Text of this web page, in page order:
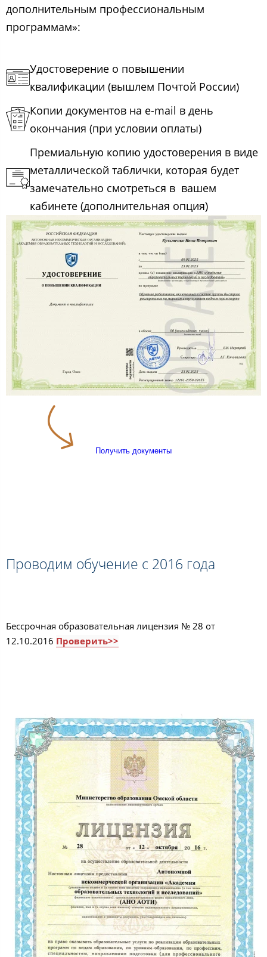
дополнительным профессиональным
программам»:
Удостоверение о повышении
квалификации (вышлем Почтой России)
Копии документов на e-mail в день
окончания (при условии оплаты)
Премиальную копию удостоверения в виде
металлической таблички, которая будет
замечательно смотреться в вашем
кабинете (дополнительная опция)
Получить документы
Проводим обучение с 2016 года
Бессрочная образовательная лицензия № 28 от
12.10.2016 Проверить>>